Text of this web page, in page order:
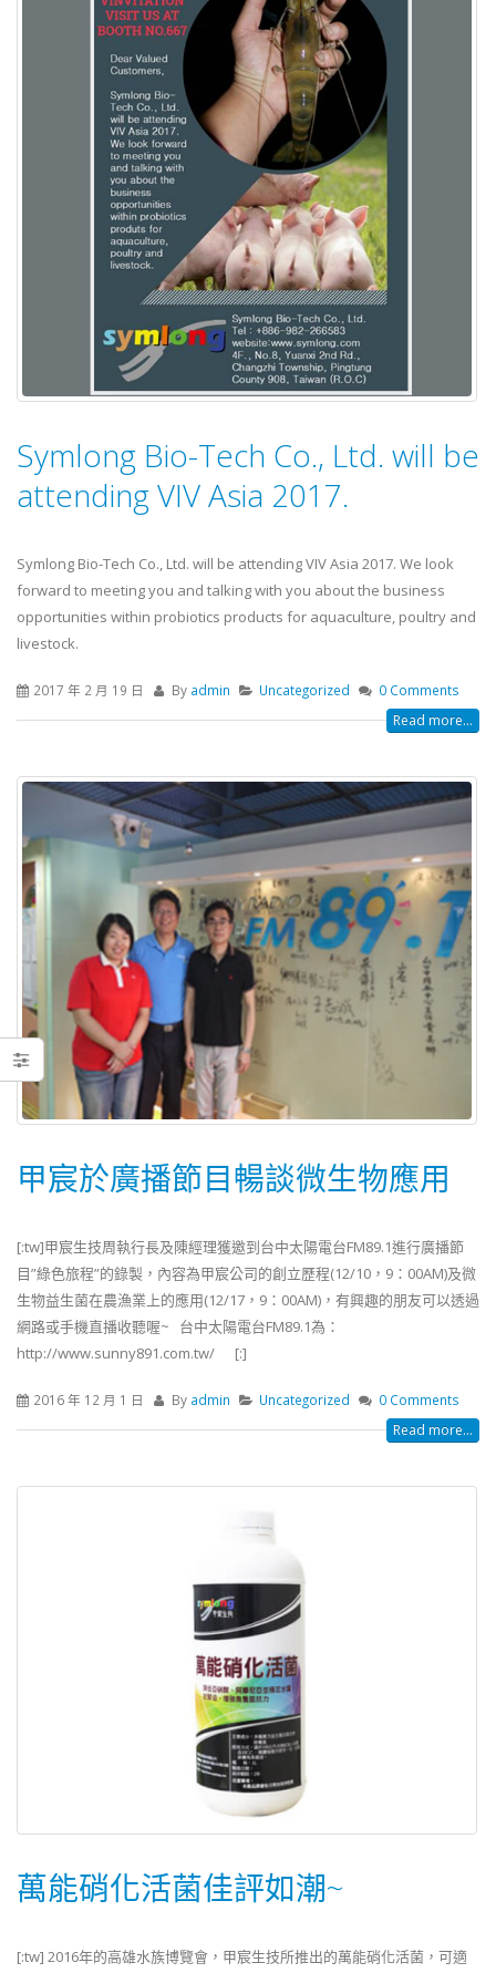
Symlong Bio-Tech Co., Ltd. will be
attending VIV Asia 2017.
Symlong Bio-Tech Co., Ltd. will be attending VIV Asia 2017. We look
forward to meeting you and talking with you about the business
opportunities within probiotics products for aquaculture, poultry and
livestock.
2017 年 2 月 19 日 By admin Uncategorized 0 Comments
Read more...
甲宸於廣播節目暢談微生物應用
[:tw]甲宸生技周執行長及陳經理獲邀到台中太陽電台FM89.1進行廣播節
目”綠色旅程”的錄製，內容為甲宸公司的創立歷程(12/10，9：00AM)及微
生物益生菌在農漁業上的應用(12/17，9：00AM)，有興趣的朋友可以透過
網路或手機直播收聽喔~ 台中太陽電台FM89.1為：
http://www.sunny891.com.tw/ [:]
2016 年 12 月 1 日 By admin Uncategorized 0 Comments
Read more...
萬能硝化活菌佳評如潮~
[:tw] 2016年的高雄水族博覽會，甲宸生技所推出的萬能硝化活菌，可適